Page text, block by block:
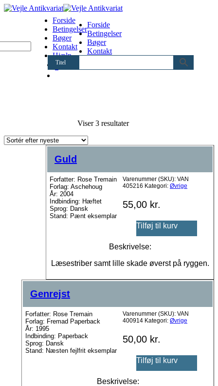
Titel
Forside
Betingelser
Bøger
Kontakt
Hjælp
Forside
Betingelser
Bøger
Kontakt
Viser 3 resultaterSorteret
Guld
Forfatter: Rose Tremain
Forlag: Aschehoug
År: 2004
Indbinding: Hæftet
Sprog: Dansk
Stand: Pænt eksemplar
Varenummer (SKU): VAN
405216 Kategori: Øvrige
55,00 kr.
Tilføj til kurv
Beskrivelse:
Læsestriber samt lille skade øverst på ryggen.
Genrejst
Forfatter: Rose Tremain
Forlag: Fremad Paperback
År: 1995
Indbinding: Paperback
Sprog: Dansk
Stand: Næsten fejlfrit eksemplar
Varenummer (SKU): VAN
400914 Kategori: Øvrige
50,00 kr.
Tilføj til kurv
Beskrivelse: